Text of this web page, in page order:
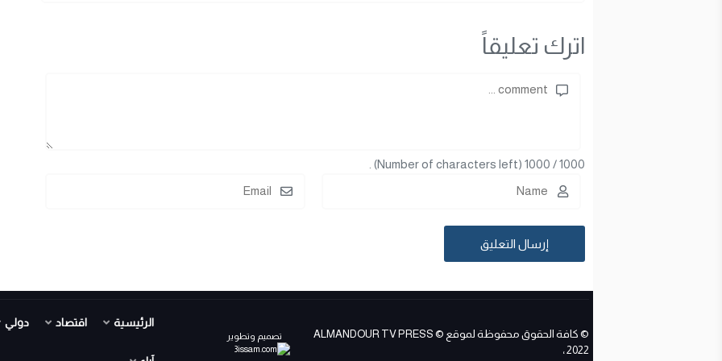
اترك تعليقاً
1000
/
1000
(Number of characters left) .
© كافة الحقوق محفوظة لموقع ALMANDOUR TV PRESS ©
2022 ،
تصميم وتطوير
الرئيسية اقتصاد دولي